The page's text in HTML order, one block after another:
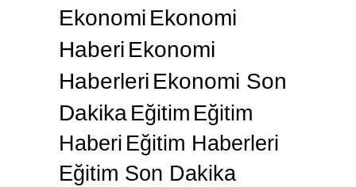
Ekonomi Ekonomi
Haberi Ekonomi
Haberleri Ekonomi Son
Dakika Eğitim Eğitim
Haberi Eğitim Haberleri
Eğitim Son Dakika